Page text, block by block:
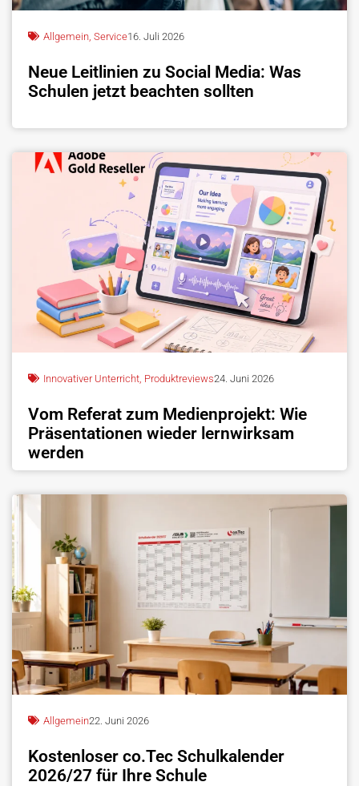
Allgemein Service16. Juli 2026
Neue Leitlinien zu Social Media: Was
Schulen jetzt beachten sollten
Innovativer Unterricht Produktreviews24. Juni 2026
Vom Referat zum Medienprojekt: Wie
Präsentationen wieder lernwirksam
werden
Allgemein22. Juni 2026
Kostenloser co.Tec Schulkalender
2026/27 für Ihre Schule